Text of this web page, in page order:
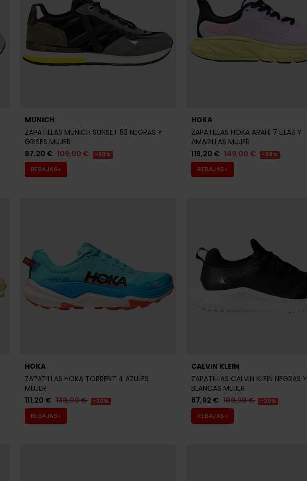
MUNICH
ZAPATILLAS MUNICH SUNSET 53 NEGRAS Y
GRISES MUJER
87,20 € 109,00 € -20%
REBAJAS+
HOKA
ZAPATILLAS HOKA ARAHI 7 LILAS Y
AMARILLAS MUJER
119,20 € 149,00 € -20%
REBAJAS+
HOKA
ZAPATILLAS HOKA TORRENT 4 AZULES
MUJER
111,20 € 139,00 € -20%
REBAJAS+
CALVIN KLEIN
ZAPATILLAS CALVIN KLEIN NEGRAS Y
BLANCAS MUJER
87,92 € 109,90 € -20%
REBAJAS+